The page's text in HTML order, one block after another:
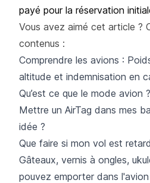
payé pour la réservation
Vous avez aimé cet article ?
contenus :
Comprendre les avions :
altitude et indemnisation en
Qu’est ce que le mode avion ?
Mettre un AirTag dans mes
idée ?
Que faire si mon vol est
Gâteaux, vernis à ongles,
pouvez emporter dans l'avion